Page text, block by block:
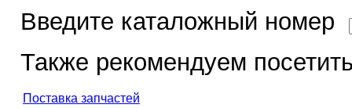
Введите каталожный номер
Также рекомендуем
Поставка запчастей